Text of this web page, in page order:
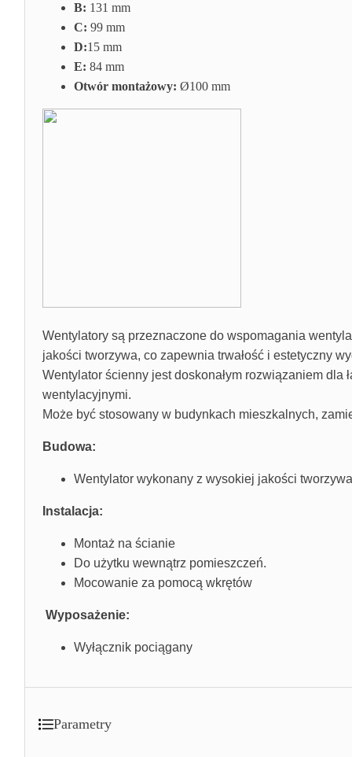
B: 131 mm
C: 99 mm
D:15 mm
E: 84 mm
Otwór montażowy: Ø100 mm
Wentylatory są przeznaczone do wspomagania
jakości tworzywa, co zapewnia trwałość i estetyczny
Wentylator ścienny jest doskonałym rozwiązaniem
wentylacyjnymi.
Może być stosowany w budynkach mieszkalnych,
Budowa:
Wentylator wykonany z wysokiej jakości tworzywa
Instalacja:
Montaż na ścianie
Do użytku wewnątrz pomieszczeń.
Mocowanie za pomocą wkrętów
Wyposażenie:
Wyłącznik pociągany
Parametry